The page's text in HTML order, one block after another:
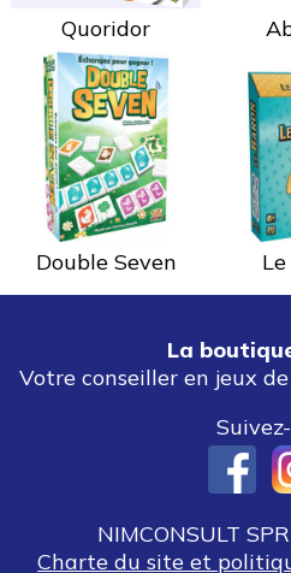
Quoridor
Double Seven
La
Votre conseiller en jeux
NIMCONSULT
Charte du site et